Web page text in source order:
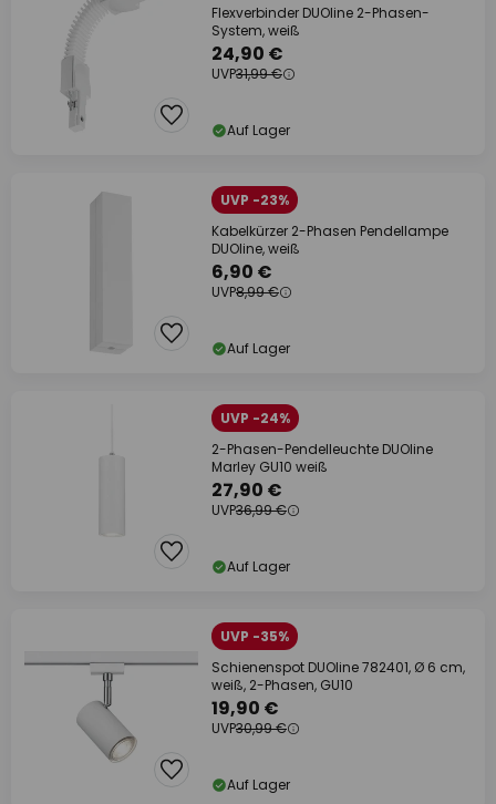
Flexverbinder DUOline 2-Phasen-
System, weiß
24,90 €
UVP31,99 €
Auf Lager
UVP -23%
Kabelkürzer 2-Phasen Pendellampe
DUOline, weiß
6,90 €
UVP8,99 €
Auf Lager
UVP -24%
2-Phasen-Pendelleuchte DUOline
Marley GU10 weiß
27,90 €
UVP36,99 €
Auf Lager
UVP -35%
Schienenspot DUOline 782401, Ø 6 cm,
weiß, 2-Phasen, GU10
19,90 €
UVP30,99 €
Auf Lager